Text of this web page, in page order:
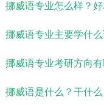
挪威语专业怎么样？好
挪威语专业主要学什么
挪威语专业考研方向有
挪威语是什么？干什么